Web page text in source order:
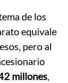
de los
equivale
pero al
millones,